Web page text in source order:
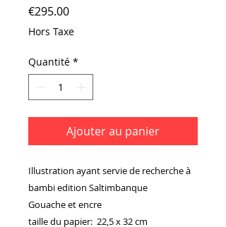
€295.00Prix
Hors Taxe
Quantité *
Ajouter au panier
Illustration ayant servie de recherche à
bambi edition Saltimbanque
Gouache et encre
taille du papier: 22,5 x 32 cm